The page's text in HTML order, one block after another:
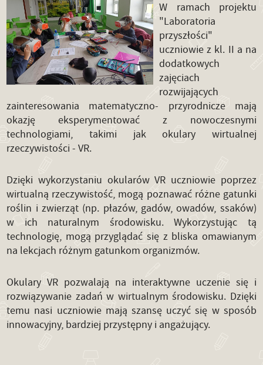
W ramach projektu
"Laboratoria
przyszłości"
uczniowie z kl. II a na
dodatkowych
zajęciach
rozwijających
zainteresowania matematyczno- przyrodnicze mają
okazję eksperymentować z nowoczesnymi
technologiami, takimi jak okulary wirtualnej
rzeczywistości - VR.
Dzięki wykorzystaniu okularów VR uczniowie poprzez
wirtualną rzeczywistość, mogą poznawać różne gatunki
roślin i zwierząt (np. płazów, gadów, owadów, ssaków)
w ich naturalnym środowisku. Wykorzystując tą
technologię, mogą przyglądać się z bliska omawianym
na lekcjach różnym gatunkom organizmów.
Okulary VR pozwalają na interaktywne uczenie się i
rozwiązywanie zadań w wirtualnym środowisku. Dzięki
temu nasi uczniowie mają szansę uczyć się w sposób
innowacyjny, bardziej przystępny i angażujący.